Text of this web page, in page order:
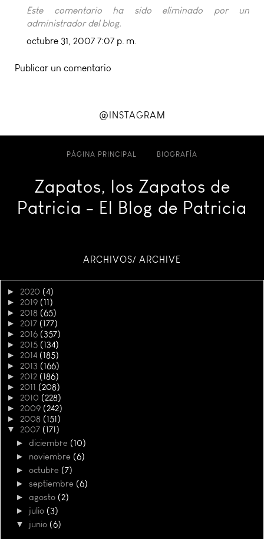
Este comentario ha sido eliminado por un
administrador del blog.
octubre 31, 2007 7:07 p. m.
Publicar un comentario
@INSTAGRAM
PÁGINA PRINCIPAL BIOGRAFÍA
Zapatos, los Zapatos de
Patricia - El Blog de Patricia
ARCHIVOS/ ARCHIVE
► 2020 (4)
► 2019 (11)
► 2018 (65)
► 2017 (177)
► 2016 (357)
► 2015 (134)
► 2014 (185)
► 2013 (166)
► 2012 (186)
► 2011 (208)
► 2010 (228)
► 2009 (242)
► 2008 (151)
▼ 2007 (171)
► diciembre (10)
► noviembre (6)
► octubre (7)
► septiembre (6)
► agosto (2)
► julio (3)
▼ junio (6)